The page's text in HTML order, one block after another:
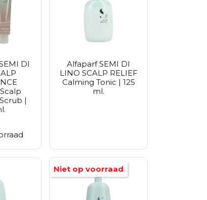
DI
|
Alfaparf SEMI DI
LINO SCALP RELIEF
Calming Tonic | 125
ml.
Niet op voorraad